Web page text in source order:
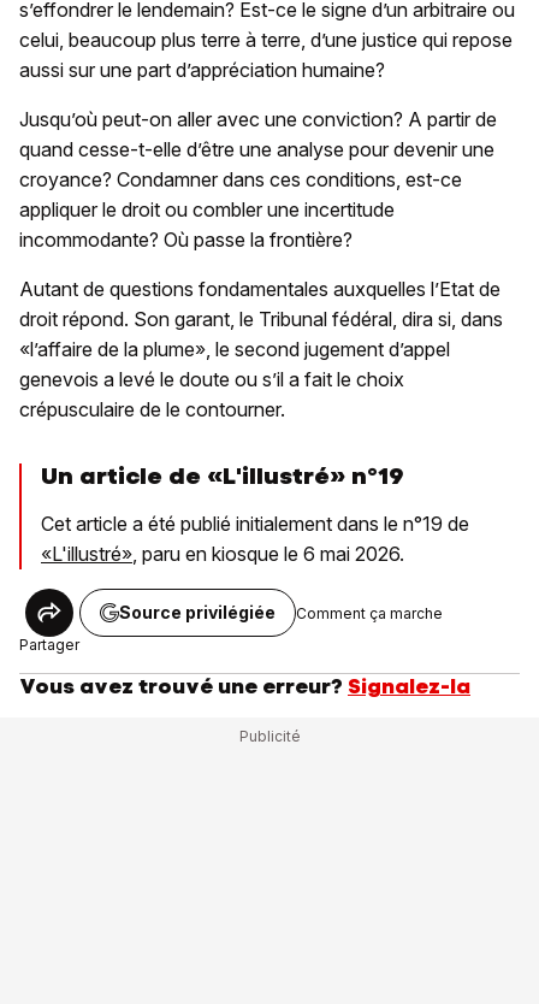
s’effondrer le lendemain? Est-ce le signe d’un arbitraire ou
celui, beaucoup plus terre à terre, d’une justice qui repose
aussi sur une part d’appréciation humaine?
Jusqu’où peut-on aller avec une conviction? A partir de
quand cesse-t-elle d’être une analyse pour devenir une
croyance? Condamner dans ces conditions, est-ce
appliquer le droit ou combler une incertitude
incommodante? Où passe la frontière?
Autant de questions fondamentales auxquelles l’Etat de
droit répond. Son garant, le Tribunal fédéral, dira si, dans
«l’affaire de la plume», le second jugement d’appel
genevois a levé le doute ou s’il a fait le choix
crépusculaire de le contourner.
Un article de «L'illustré» n°19
Cet article a été publié initialement dans le n°19 de
«L'illustré», paru en kiosque le 6 mai 2026.
Partager
Source privilégiée Comment ça marche
Vous avez trouvé une erreur? Signalez-la